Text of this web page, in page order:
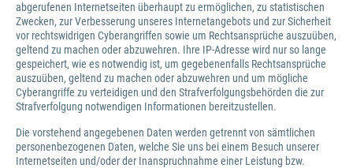
abgerufenen Internetseiten überhaupt zu ermöglichen, zu statistischen
Zwecken, zur Verbesserung unseres Internetangebots und zur Sicherheit
vor rechtswidrigen Cyberangriffen sowie um Rechtsansprüche auszuüben,
geltend zu machen oder abzuwehren. Ihre IP-Adresse wird nur so lange
gespeichert, wie es notwendig ist, um gegebenenfalls Rechtsansprüche
auszuüben, geltend zu machen oder abzuwehren und um mögliche
Cyberangriffe zu verteidigen und den Strafverfolgungsbehörden die zur
Strafverfolgung notwendigen Informationen bereitzustellen.
Die vorstehend angegebenen Daten werden getrennt von sämtlichen
personenbezogenen Daten, welche Sie uns bei einem Besuch unserer
Internetseiten und/oder der Inanspruchnahme einer Leistung bzw.